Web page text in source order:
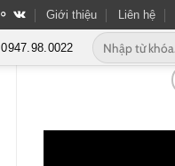
Giới thiệu Liên hệ
0947.98.0022
Tìm
kiếm: